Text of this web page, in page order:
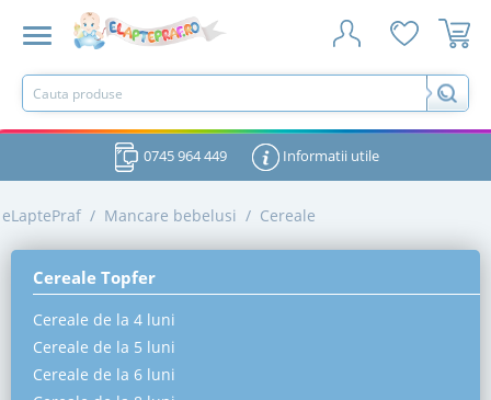
0745 964 449 Informatii utile
eLaptePraf / Mancare bebelusi / Cereale
Cereale Topfer
Cereale de la 4 luni
Cereale de la 5 luni
Cereale de la 6 luni